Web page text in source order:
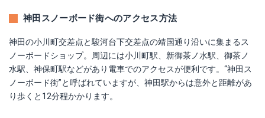
神田スノーボード街へのアクセス方法
神田の小川町交差点と駿河台下交差点の靖国通り沿いに集まるス
ノーボードショップ。周辺には小川町駅、新御茶ノ水駅、御茶ノ
水駅、神保町駅などがあり電車でのアクセスが便利です。“神田ス
ノーボード街”と呼ばれていますが、神田駅からは意外と距離があ
り歩くと12分程かかります。